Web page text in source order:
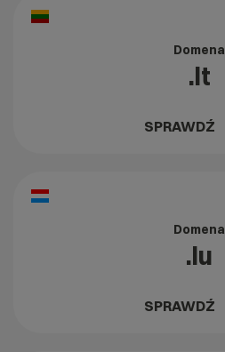
Domena
.lt
SPRAWDŹ
Domena
.lu
SPRAWDŹ